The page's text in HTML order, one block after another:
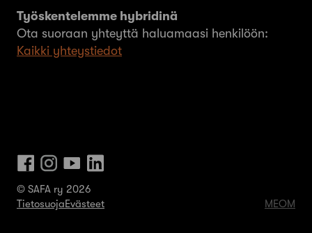
Työskentelemme hybridinä
Ota suoraan yhteyttä haluamaasi henkilöön:
Kaikki yhteystiedot
© SAFA ry 2026
TietosuojaEvästeet MEOM